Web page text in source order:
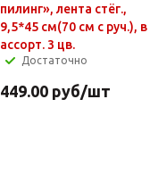
пилинг», лента стёг.,
9,5*45 см(70 см с руч.), в
ассорт. 3 цв.
Достаточно
449.00руб/шт